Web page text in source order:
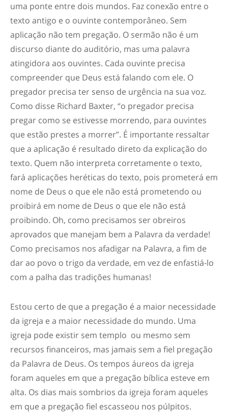
uma ponte entre dois mundos. Faz conexão entre o
texto antigo e o ouvinte contemporâneo. Sem
aplicação não tem pregação. O sermão não é um
discurso diante do auditório, mas uma palavra
atingidora aos ouvintes. Cada ouvinte precisa
compreender que Deus está falando com ele. O
pregador precisa ter senso de urgência na sua voz.
Como disse Richard Baxter, “o pregador precisa
pregar como se estivesse morrendo, para ouvintes
que estão prestes a morrer”. É importante ressaltar
que a aplicação é resultado direto da explicação do
texto. Quem não interpreta corretamente o texto,
fará aplicações heréticas do texto, pois prometerá em
nome de Deus o que ele não está prometendo ou
proibirá em nome de Deus o que ele não está
proibindo. Oh, como precisamos ser obreiros
aprovados que manejam bem a Palavra da verdade!
Como precisamos nos afadigar na Palavra, a fim de
dar ao povo o trigo da verdade, em vez de enfastiá-lo
com a palha das tradições humanas!
Estou certo de que a pregação é a maior necessidade
da igreja e a maior necessidade do mundo. Uma
igreja pode existir sem templo ou mesmo sem
recursos financeiros, mas jamais sem a fiel pregação
da Palavra de Deus. Os tempos áureos da igreja
foram aqueles em que a pregação bíblica esteve em
alta. Os dias mais sombrios da igreja foram aqueles
em que a pregação fiel escasseou nos púlpitos.